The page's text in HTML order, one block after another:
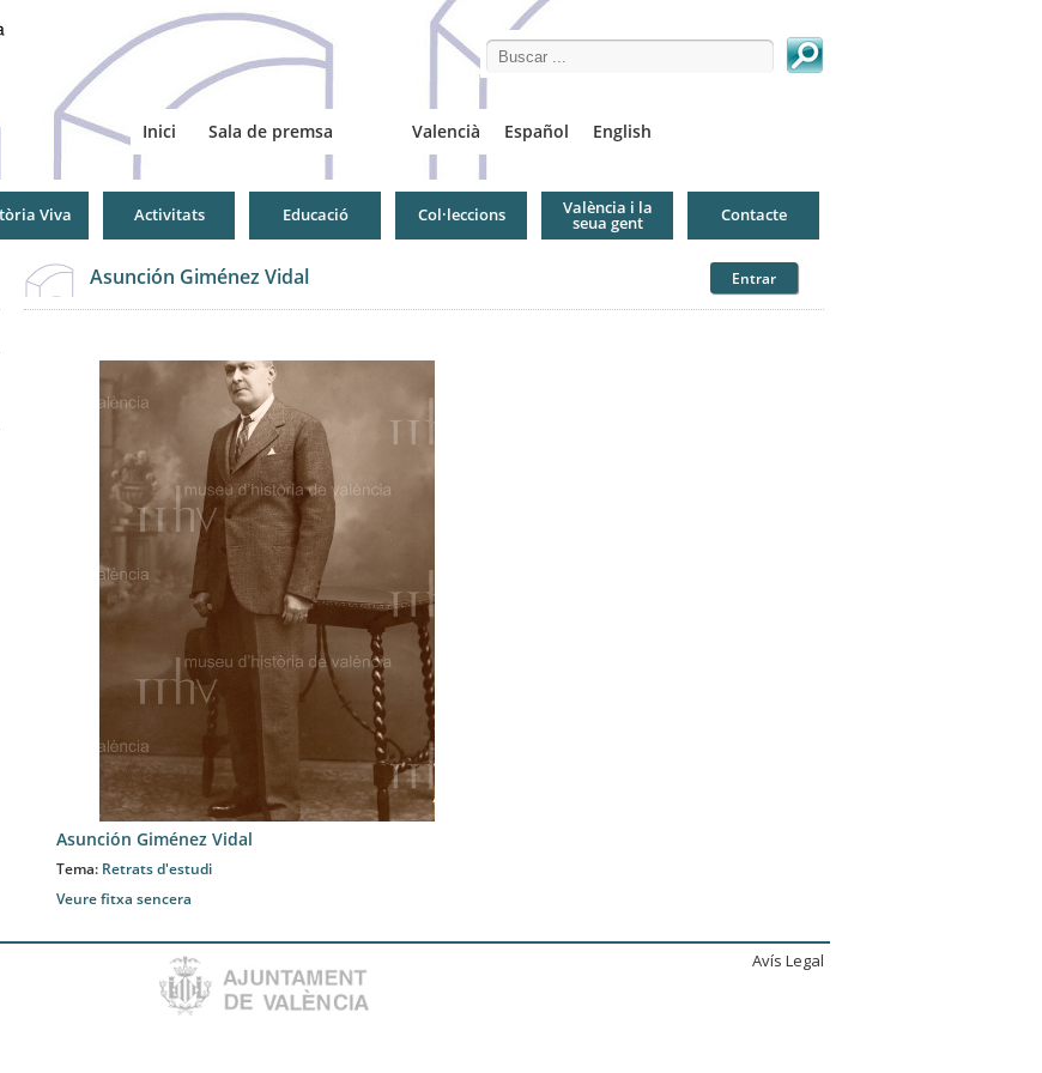
Search this site
Valencià Español English
Inici Sala de premsa
Viva Activitats Educació Col·leccions València i la
seua gent Contacte
Asunción Giménez Vidal Entrar
Asunción Giménez Vidal
Tema: Retrats d'estudi
Veure fitxa sencera
Avís Legal